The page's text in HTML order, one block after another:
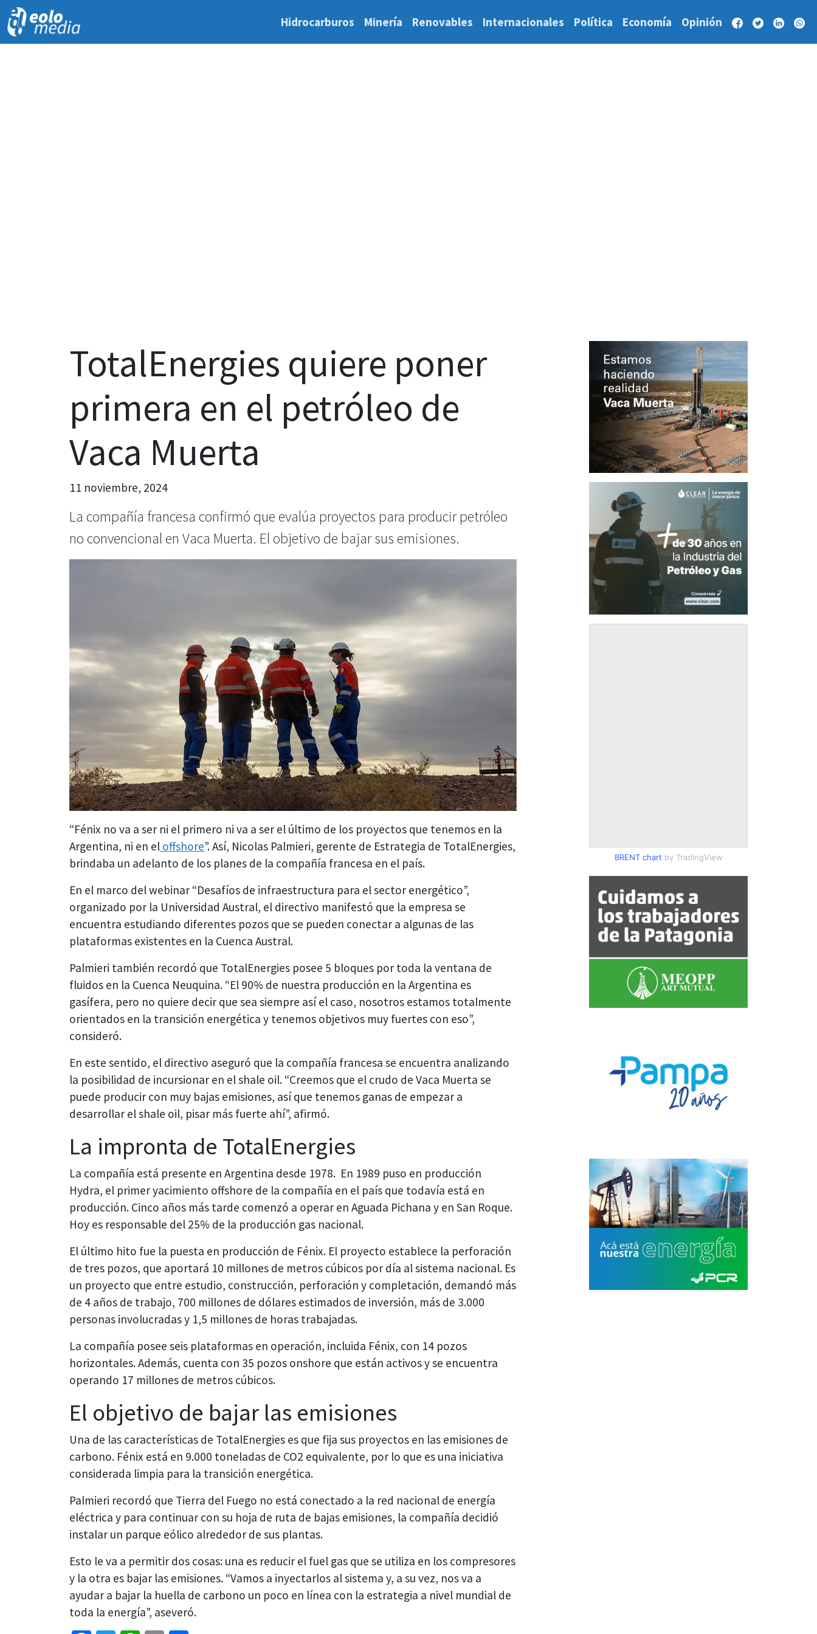
Hidrocarburos Minería Renovables Internacionales Política Economía Opinión
TotalEnergies quiere poner
primera en el petróleo de
Vaca Muerta
11 noviembre, 2024
La compañía francesa confirmó que evalúa proyectos para producir petróleo
no convencional en Vaca Muerta. El objetivo de bajar sus emisiones.
“Fénix no va a ser ni el primero ni va a ser el último de los proyectos que tenemos en la
Argentina, ni en el offshore”. Así, Nicolas Palmieri, gerente de Estrategia de TotalEnergies,
brindaba un adelanto de los planes de la compañía francesa en el país.
En el marco del webinar “Desafíos de infraestructura para el sector energético”,
organizado por la Universidad Austral, el directivo manifestó que la empresa se
encuentra estudiando diferentes pozos que se pueden conectar a algunas de las
plataformas existentes en la Cuenca Austral.
Palmieri también recordó que TotalEnergies posee 5 bloques por toda la ventana de
fluidos en la Cuenca Neuquina. “El 90% de nuestra producción en la Argentina es
gasífera, pero no quiere decir que sea siempre así el caso, nosotros estamos totalmente
orientados en la transición energética y tenemos objetivos muy fuertes con eso”,
consideró.
En este sentido, el directivo aseguró que la compañía francesa se encuentra analizando
la posibilidad de incursionar en el shale oil. “Creemos que el crudo de Vaca Muerta se
puede producir con muy bajas emisiones, así que tenemos ganas de empezar a
desarrollar el shale oil, pisar más fuerte ahí”, afirmó.
La impronta de TotalEnergies
La compañía está presente en Argentina desde 1978. En 1989 puso en producción
Hydra, el primer yacimiento offshore de la compañía en el país que todavía está en
producción. Cinco años más tarde comenzó a operar en Aguada Pichana y en San Roque.
Hoy es responsable del 25% de la producción gas nacional.
El último hito fue la puesta en producción de Fénix. El proyecto establece la perforación
de tres pozos, que aportará 10 millones de metros cúbicos por día al sistema nacional. Es
un proyecto que entre estudio, construcción, perforación y completación, demandó más
de 4 años de trabajo, 700 millones de dólares estimados de inversión, más de 3.000
personas involucradas y 1,5 millones de horas trabajadas.
La compañía posee seis plataformas en operación, incluida Fénix, con 14 pozos
horizontales. Además, cuenta con 35 pozos onshore que están activos y se encuentra
operando 17 millones de metros cúbicos.
El objetivo de bajar las emisiones
Una de las características de TotalEnergies es que fija sus proyectos en las emisiones de
carbono. Fénix está en 9.000 toneladas de CO2 equivalente, por lo que es una iniciativa
considerada limpia para la transición energética.
Palmieri recordó que Tierra del Fuego no está conectado a la red nacional de energía
eléctrica y para continuar con su hoja de ruta de bajas emisiones, la compañía decidió
instalar un parque eólico alrededor de sus plantas.
Esto le va a permitir dos cosas: una es reducir el fuel gas que se utiliza en los compresores
y la otra es bajar las emisiones. “Vamos a inyectarlos al sistema y, a su vez, nos va a
ayudar a bajar la huella de carbono un poco en línea con la estrategia a nivel mundial de
toda la energía”, aseveró.
BRENT chart by TradingView